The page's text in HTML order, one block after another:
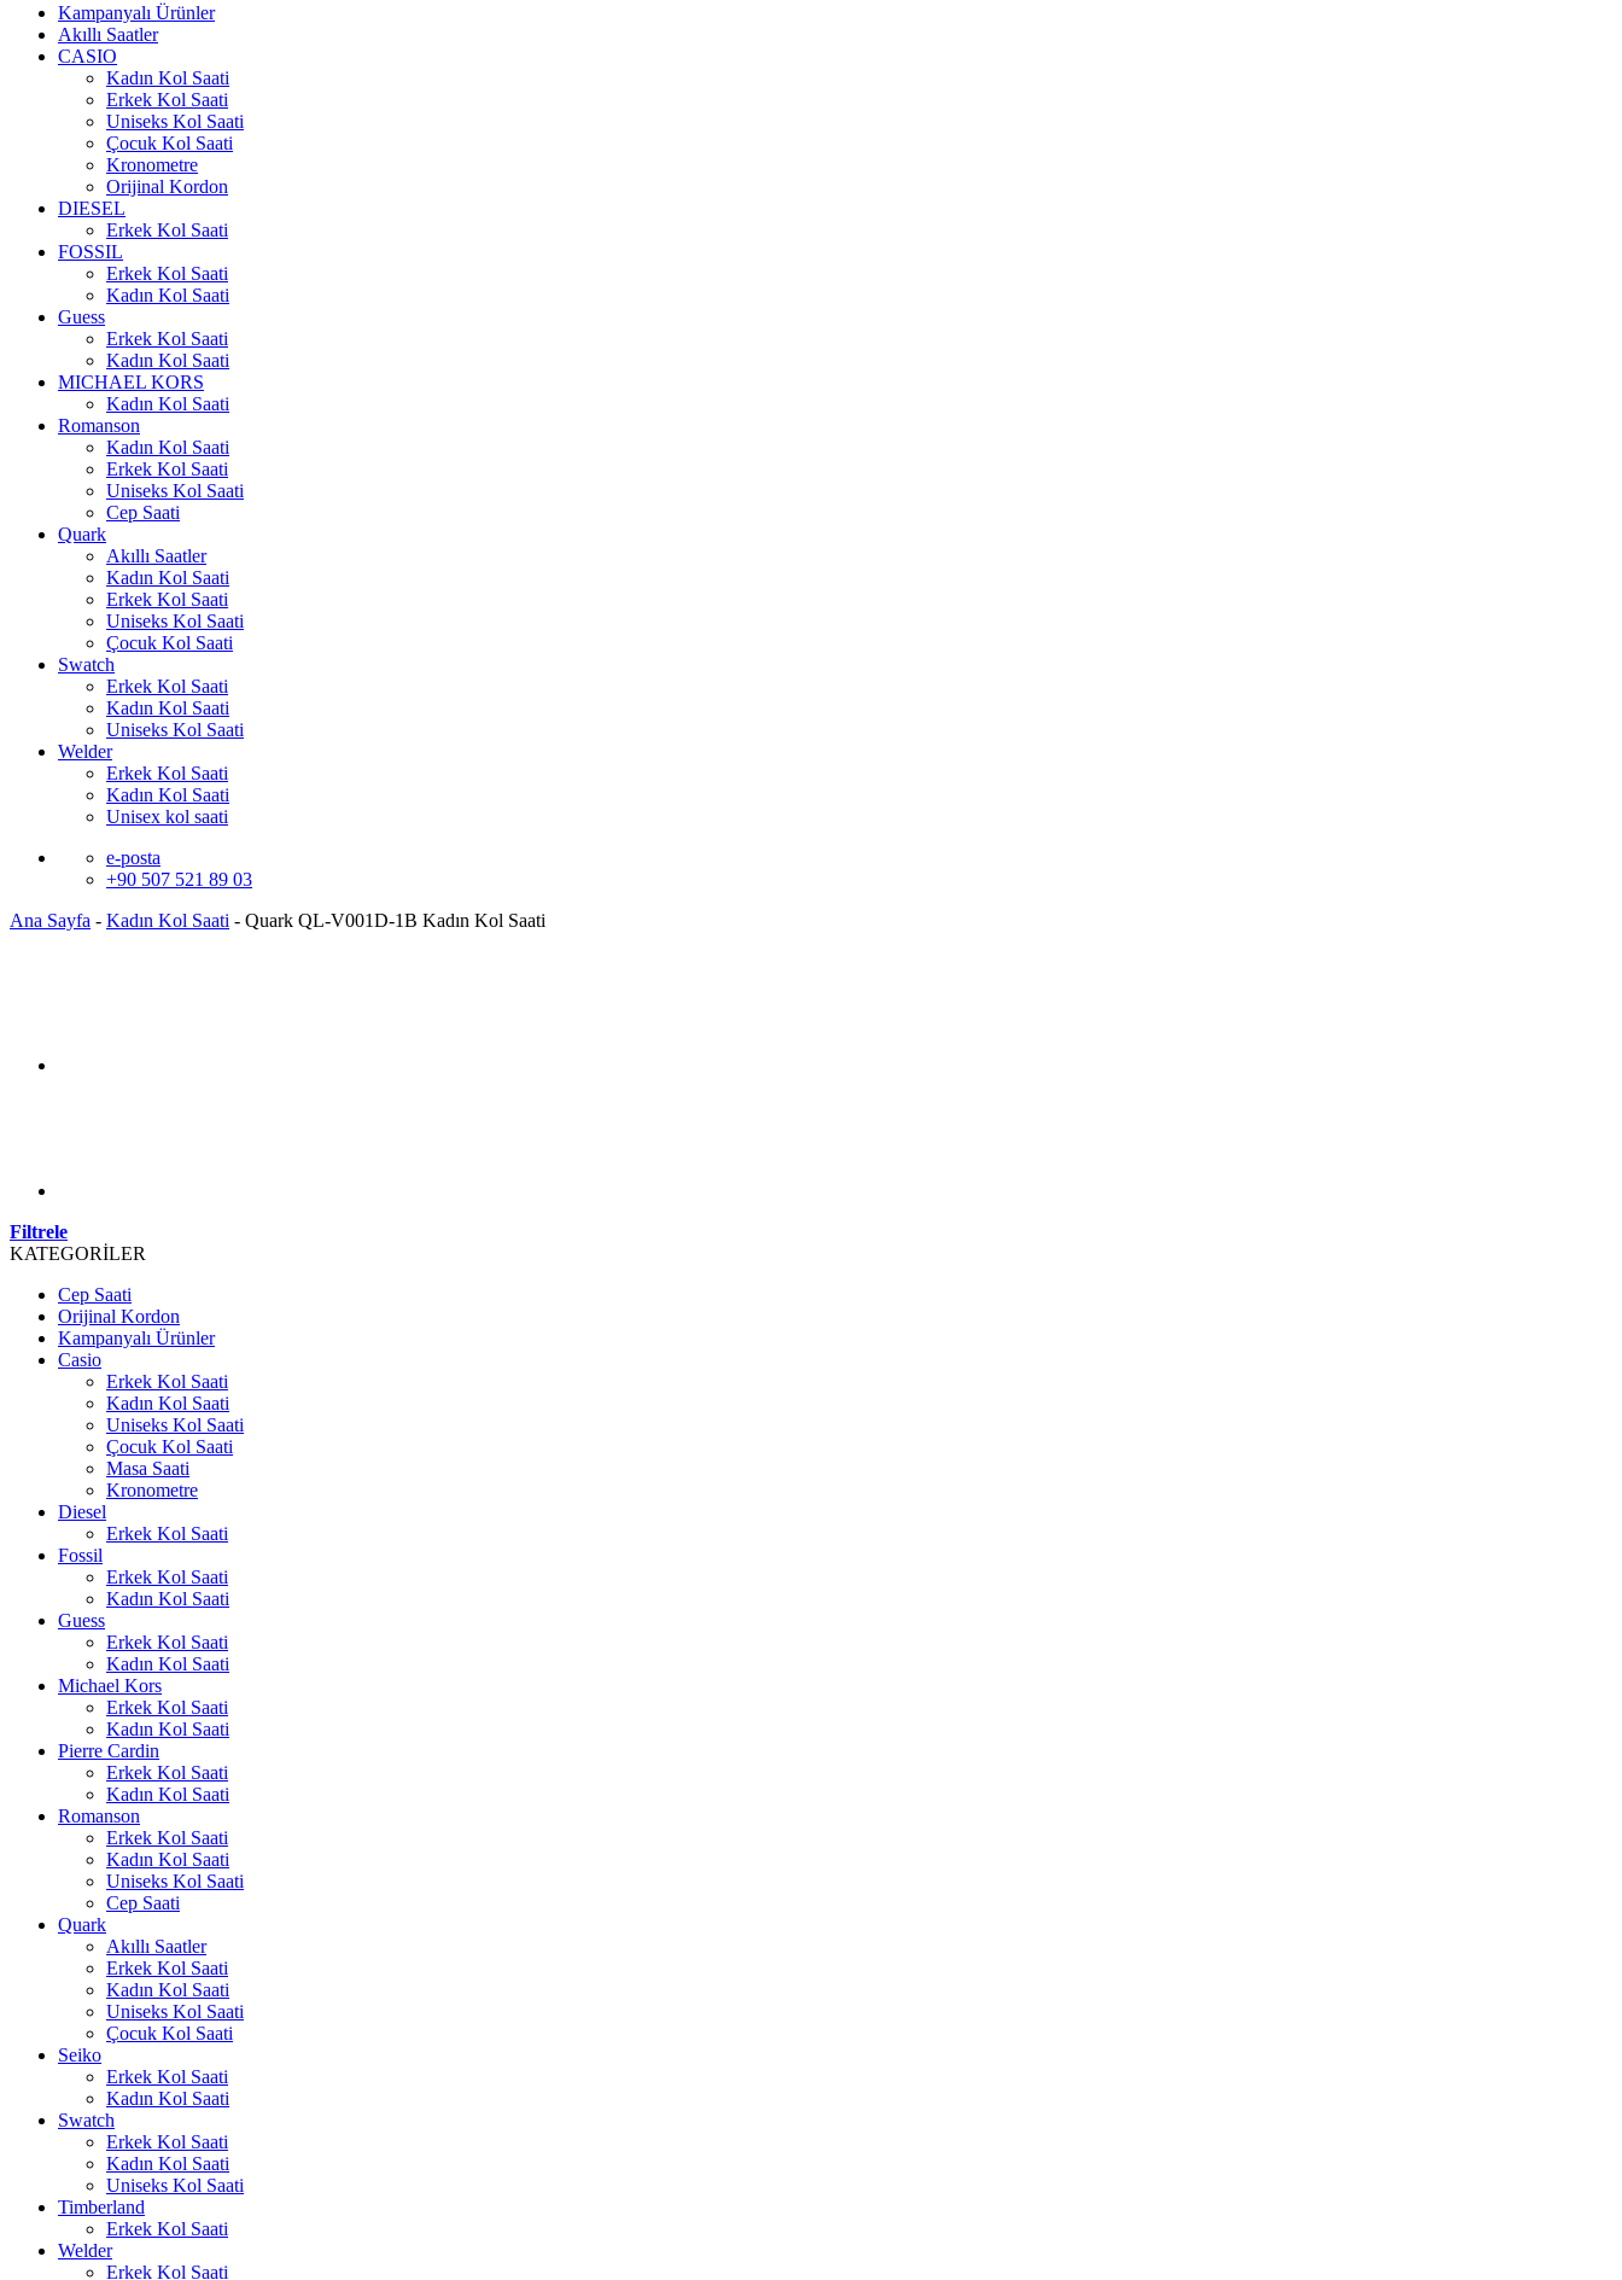
Kampanyalı Ürünler
Akıllı Saatler
CASIO
Kadın Kol Saati
Erkek Kol Saati
Uniseks Kol Saati
Çocuk Kol Saati
Kronometre
Orijinal Kordon
DIESEL
Erkek Kol Saati
FOSSIL
Erkek Kol Saati
Kadın Kol Saati
Guess
Erkek Kol Saati
Kadın Kol Saati
MICHAEL KORS
Kadın Kol Saati
Romanson
Kadın Kol Saati
Erkek Kol Saati
Uniseks Kol Saati
Cep Saati
Quark
Akıllı Saatler
Kadın Kol Saati
Erkek Kol Saati
Uniseks Kol Saati
Çocuk Kol Saati
Swatch
Erkek Kol Saati
Kadın Kol Saati
Uniseks Kol Saati
Welder
Erkek Kol Saati
Kadın Kol Saati
Unisex kol saati
e-posta
+90 507 521 89 03
Ana Sayfa - Kadın Kol Saati - Quark QL-V001D-1B Kadın Kol Saati
Filtrele
KATEGORİLER
Cep Saati
Orijinal Kordon
Kampanyalı Ürünler
Casio
Erkek Kol Saati
Kadın Kol Saati
Uniseks Kol Saati
Çocuk Kol Saati
Masa Saati
Kronometre
Diesel
Erkek Kol Saati
Fossil
Erkek Kol Saati
Kadın Kol Saati
Guess
Erkek Kol Saati
Kadın Kol Saati
Michael Kors
Erkek Kol Saati
Kadın Kol Saati
Pierre Cardin
Erkek Kol Saati
Kadın Kol Saati
Romanson
Erkek Kol Saati
Kadın Kol Saati
Uniseks Kol Saati
Cep Saati
Quark
Akıllı Saatler
Erkek Kol Saati
Kadın Kol Saati
Uniseks Kol Saati
Çocuk Kol Saati
Seiko
Erkek Kol Saati
Kadın Kol Saati
Swatch
Erkek Kol Saati
Kadın Kol Saati
Uniseks Kol Saati
Timberland
Erkek Kol Saati
Welder
Erkek Kol Saati